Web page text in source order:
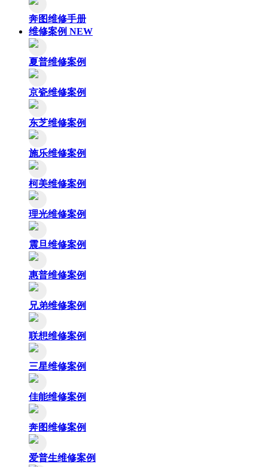
奔图维修手册
维修案例 NEW
夏普维修案例
京瓷维修案例
东芝维修案例
施乐维修案例
柯美维修案例
理光维修案例
震旦维修案例
惠普维修案例
兄弟维修案例
联想维修案例
三星维修案例
佳能维修案例
奔图维修案例
爱普生维修案例